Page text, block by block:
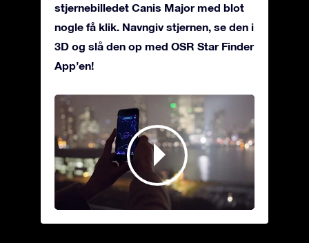
stjernebilledet Canis Major med blot
nogle få klik. Navngiv stjernen, se den i
3D og slå den op med OSR Star Finder
App’en!